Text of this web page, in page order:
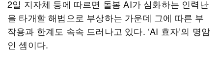
2일 지자체 등에 따르면 돌봄 AI가 심화하는 인력난
을 타개할 해법으로 부상하는 가운데 그에 따른 부
작용과 한계도 속속 드러나고 있다. ‘AI 효자’의 명암
인 셈이다.